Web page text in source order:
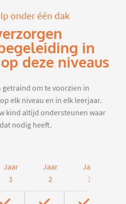
onder één dak
in
deze niveaus
getraind om te voorzien in
elk niveau en in elk leerjaar.
kind altijd ondersteunen waar
nodig heeft.
Jaar
1
Jaar
2
Jaar
3